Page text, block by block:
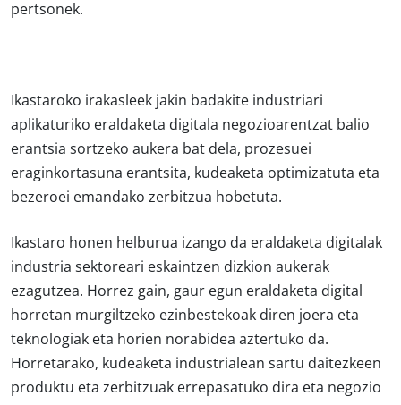
pertsonek.
Ikastaroko irakasleek jakin badakite industriari
aplikaturiko eraldaketa digitala negozioarentzat balio
erantsia sortzeko aukera bat dela, prozesuei
eraginkortasuna erantsita, kudeaketa optimizatuta eta
bezeroei emandako zerbitzua hobetuta.
Ikastaro honen helburua izango da eraldaketa digitalak
industria sektoreari eskaintzen dizkion aukerak
ezagutzea. Horrez gain, gaur egun eraldaketa digital
horretan murgiltzeko ezinbestekoak diren joera eta
teknologiak eta horien norabidea aztertuko da.
Horretarako, kudeaketa industrialean sartu daitezkeen
produktu eta zerbitzuak errepasatuko dira eta negozio